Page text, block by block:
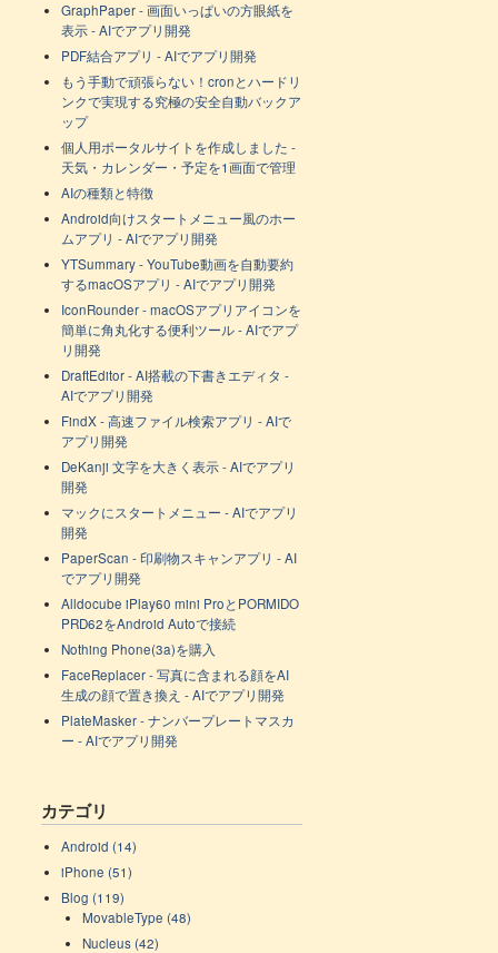
GraphPaper - 画面いっぱいの方眼紙を
表示 - AIでアプリ開発
PDF結合アプリ - AIでアプリ開発
もう手動で頑張らない！cronとハードリ
ンクで実現する究極の安全自動バックア
ップ
個人用ポータルサイトを作成しました -
天気・カレンダー・予定を1画面で管理
AIの種類と特徴
Android向けスタートメニュー風のホー
ムアプリ - AIでアプリ開発
YTSummary - YouTube動画を自動要約
するmacOSアプリ - AIでアプリ開発
IconRounder - macOSアプリアイコンを
簡単に角丸化する便利ツール - AIでアプ
リ開発
DraftEditor - AI搭載の下書きエディタ -
AIでアプリ開発
FindX - 高速ファイル検索アプリ - AIで
アプリ開発
DeKanji 文字を大きく表示 - AIでアプリ
開発
マックにスタートメニュー - AIでアプリ
開発
PaperScan - 印刷物スキャンアプリ - AI
でアプリ開発
Alldocube iPlay60 mini ProとPORMIDO
PRD62をAndroid Autoで接続
Nothing Phone(3a)を購入
FaceReplacer - 写真に含まれる顔をAI
生成の顔で置き換え - AIでアプリ開発
PlateMasker - ナンバープレートマスカ
ー - AIでアプリ開発
カテゴリ
Android (14)
iPhone (51)
Blog (119)
MovableType (48)
Nucleus (42)